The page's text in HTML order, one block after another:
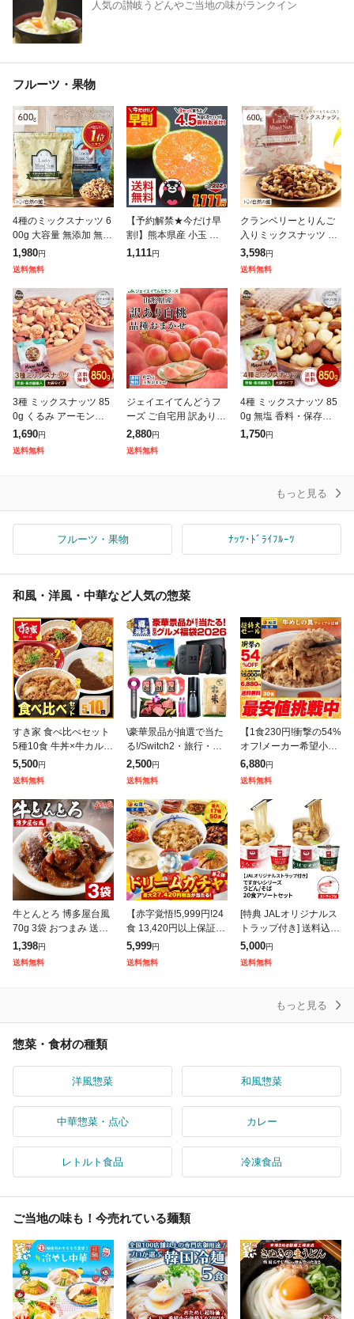
人気の讃岐うどんやご当地の味がランクイン
フルーツ・果物
4種のミックスナッツ 6
00g 大容量 無添加 無塩
有塩選べる ナッツ ラッ
キーミックスナッツ 家
飲み 食品ランキング1
位獲得
1,980円
送料無料
【予約解禁★今だけ早
割!】熊本県産 小玉 み
かん 送料無料 訳あり
1,111円
クランベリーとりんご
入りミックスナッツ 60
0g 無塩 ナッツ くるみ
カシューナッツ アーモ
ンド トレイルミックス
3,598円
送料無料
3種 ミックスナッツ 85
0g くるみ アーモンド
カシューナッツ 送料無
料 無塩 無油 無添加 チ
1,690円
送料無料
ジェイエイてんどうフ
ーズ ご自宅用 訳あり
桃 白桃 約2kg 山形県産
旬の品種を厳選セレク
2,880円
送料無料
4種 ミックスナッツ 85
0g 無塩 香料・保存料不
使用 送料無料 アーモン
1,750円
もっと見る
フルーツ・果物 ﾅｯﾂ･ﾄﾞﾗｲﾌﾙｰﾂ
和風・洋風・中華など人気の惣菜
すき家 食べ比べセット
5種10食 牛丼×牛カルビ
丼×豚生姜焼き丼×炭火
やきとり丼×横濱カレー
ール)】C
5,500円
送料無料
\豪華景品が抽選で当た
る!/Switch2・旅行・
米・和牛・ReFa・Dys
on・Apple Watch・Air
2,500円
送料無料
【1食230円!衝撃の54%
オフ!メーカー希望小売
価格15,000円→6,880
円】 牛めしの具(プレミ
6,880円
送料無料
牛とんとろ 博多屋台風
70g 3袋 おつまみ 送料
無料 お試し 国産 和牛
牛肉 トントロ 豚とろ
1,398円
送料無料
【赤字覚悟!5,999円!24
食 13,420円以上保証!】
松屋 新春 ドリームガチ
ャ 福袋 2026 最大27,42
5,999円
送料無料
[特典 JALオリジナルス
トラップ付き] 送料込み
ですかいシリーズ うど
ん / そば 20食 アソート
5,000円
送料無料
もっと見る
惣菜・食材の種類
洋風惣菜 和風惣菜
中華惣菜・点心 カレー
レトルト食品 冷凍食品
ご当地の味も！今売れている麺類